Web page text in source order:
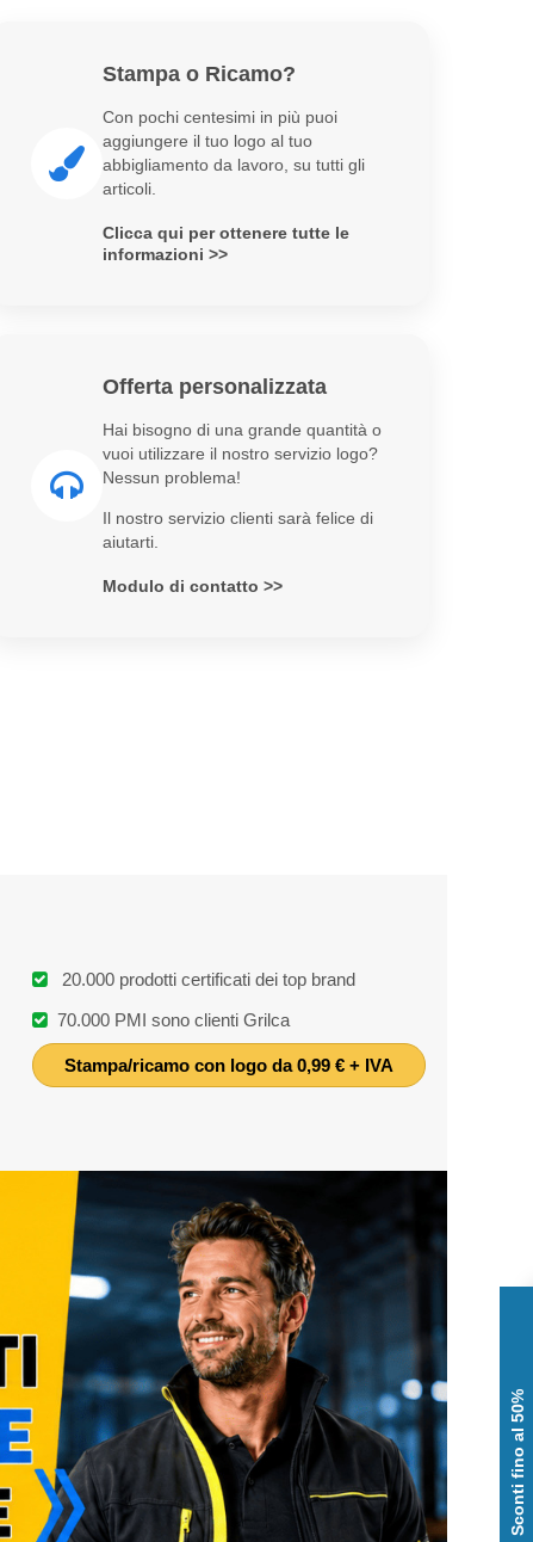
Stampa o Ricamo?
Con pochi centesimi in più puoi
aggiungere il tuo logo al tuo
abbigliamento da lavoro, su tutti gli
articoli.
Clicca qui per ottenere tutte le
informazioni >>
Offerta personalizzata
Hai bisogno di una grande quantità o
vuoi utilizzare il nostro servizio logo?
Nessun problema!
Il nostro servizio clienti sarà felice di
aiutarti.
Modulo di contatto >>
20.000 prodotti certificati dei top brand
70.000 PMI sono clienti Grilca
Stampa/ricamo con logo da 0,99 € + IVA
Sconti fino al 50%